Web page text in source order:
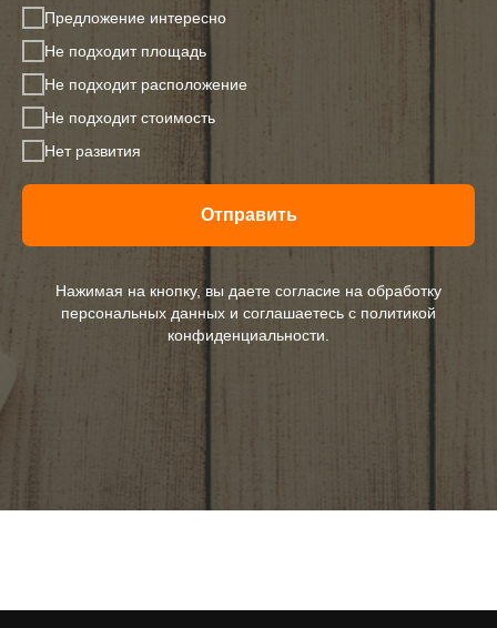
Предложение интересно
Не подходит площадь
Не подходит расположение
Не подходит стоимость
Нет развития
Отправить
Нажимая на кнопку, вы даете согласие на обработку
персональных данных и соглашаетесь c политикой
конфиденциальности.